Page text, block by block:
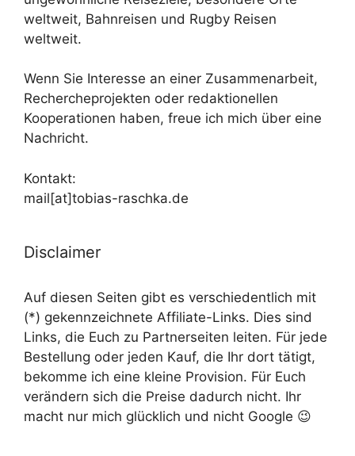
weltweit, Bahnreisen und Rugby Reisen
weltweit.
Wenn Sie Interesse an einer Zusammenarbeit,
Rechercheprojekten oder redaktionellen
Kooperationen haben, freue ich mich über eine
Nachricht.
Kontakt:
mail[at]tobias-raschka.de
Disclaimer
Auf diesen Seiten gibt es verschiedentlich mit
(*) gekennzeichnete Affiliate-Links. Dies sind
Links, die Euch zu Partnerseiten leiten. Für jede
Bestellung oder jeden Kauf, die Ihr dort tätigt,
bekomme ich eine kleine Provision. Für Euch
verändern sich die Preise dadurch nicht. Ihr
macht nur mich glücklich und nicht Google 😉